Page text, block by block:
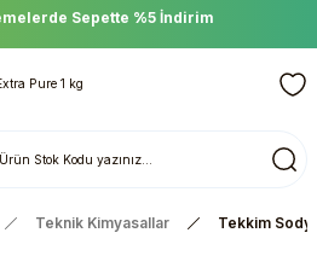
Sepette %5 İndirim
Teknik Kimyasallar Tekkim